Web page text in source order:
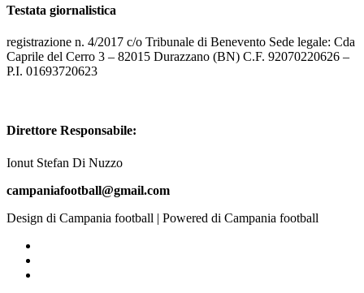
Testata giornalistica
registrazione n. 4/2017 c/o Tribunale di Benevento Sede legale: Cda
Caprile del Cerro 3 – 82015 Durazzano (BN) C.F. 92070220626 –
P.I. 01693720623
Direttore Responsabile:
Ionut Stefan Di Nuzzo
campaniafootball@gmail.com
Design di Campania football | Powered di Campania football